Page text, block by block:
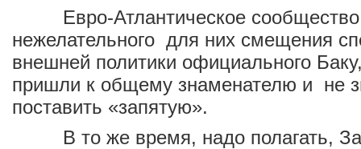
Евро-Атлантическое сообщество
нежелательного для них смещения
внешней политики официального
пришли к общему знаменателю и не
поставить «запятую».
В то же время, надо полагать,